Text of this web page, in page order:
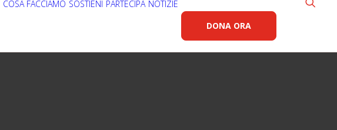
COSA FACCIAMO SOSTIENI PARTECIPA NOTIZIE
DONA ORA